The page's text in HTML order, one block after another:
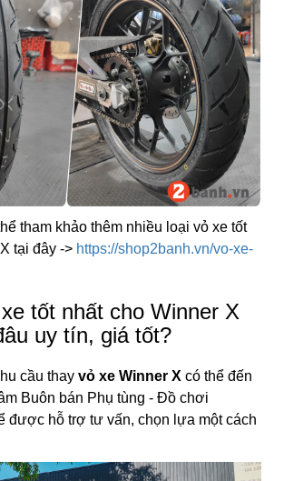
tham khảo thêm nhiều loại vỏ xe tốt
tại đây -> https://shop2banh.vn/vo-xe-
tốt nhất cho Winner X
uy tín, giá tốt?
cầu thay vỏ xe Winner X có thể đến
Buôn bán Phụ tùng - Đồ chơi
được hỗ trợ tư vấn, chọn lựa một cách